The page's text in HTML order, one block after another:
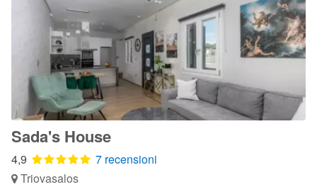
Sada's House
4,9
7 recensioni
Triovasalos